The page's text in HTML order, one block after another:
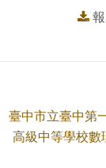
臺中市立臺中第
高級中等學校